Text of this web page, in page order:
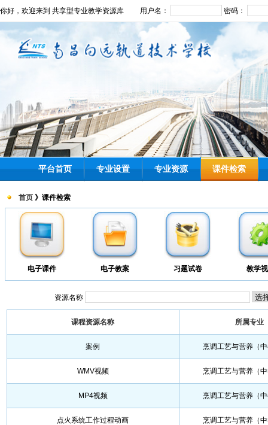
你好，欢迎来到 共享型专业教学资源库 用户名： 密码：
平台首页 专业设置 专业资源 课件检索
首页 》课件检索
电子课件 电子教案 习题试卷 教学
资源名称
课程资源名称 所属专业
案例 烹调工艺与营养（
WMV视频 烹调工艺与营养（
MP4视频 烹调工艺与营养（
点火系统工作过程动画 烹调工艺与营养（